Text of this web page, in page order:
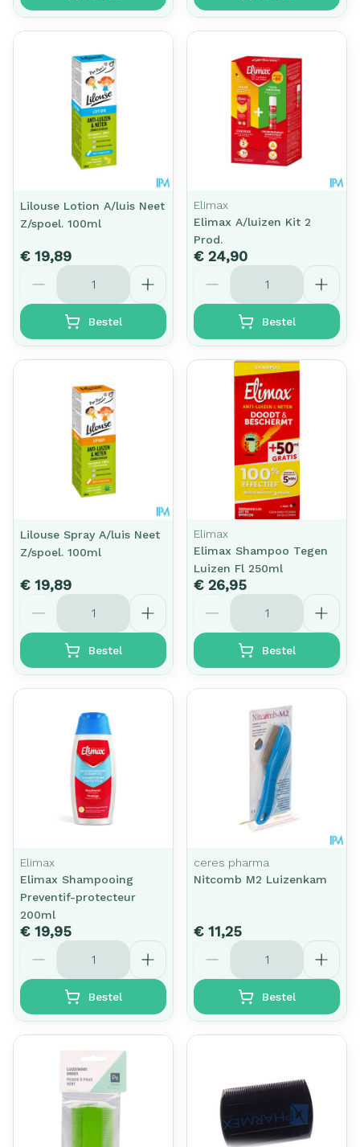
Lilouse Lotion A/luis Neet
Z/spoel. 100ml
€ 19,89
Aantal
Bestel
Elimax
Elimax A/luizen Kit 2
Prod.
€ 24,90
Aantal
Bestel
Lilouse Spray A/luis Neet
Z/spoel. 100ml
€ 19,89
Aantal
Bestel
Elimax
Elimax Shampoo Tegen
Luizen Fl 250ml
€ 26,95
Aantal
Bestel
Elimax
Elimax Shampooing
Preventif-protecteur
200ml
€ 19,95
Aantal
Bestel
ceres pharma
Nitcomb M2 Luizenkam
€ 11,25
Aantal
Bestel